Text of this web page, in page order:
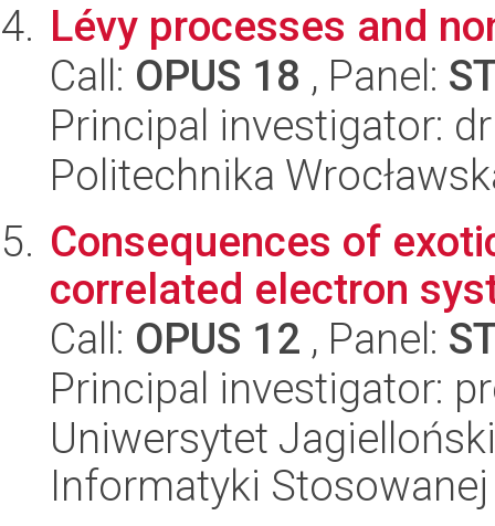
Lévy processes and
Call: OPUS 18 , Panel:
Principal investigator:
Politechnika
Consequences of
correlated electron
Call: OPUS 12 , Panel:
Principal investigator:
Uniwersytet
Informatyki Stosowanej